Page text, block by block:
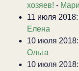
хозяев! -
11 июля 2018:
Елена
10 июля 2018:
Ольга
10 июля 2018: